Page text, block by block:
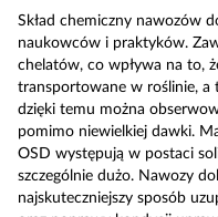
Skład chemiczny nawozów
naukowców i praktyków.
chelatów, co wpływa na to,
transportowane w roślinie, a
dzięki temu można
pomimo niewielkiej dawki.
OSD występują w postaci
szczególnie dużo. Nawozy
najskuteczniejszy sposób